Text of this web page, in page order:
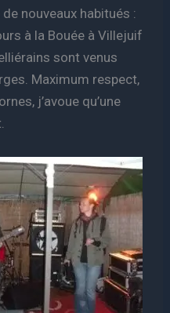
nouveaux habitués :
à la Bouée à Villejuif
sont venus
Maximum respect,
j’avoue qu’une